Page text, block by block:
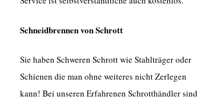
Schneidbrennen von Schrott
Sie haben Schweren Schrott wie Stahlträger oder
Schienen die man ohne weiteres nicht Zerlegen
kann! Bei unseren Erfahrenen Schrotthändler sind